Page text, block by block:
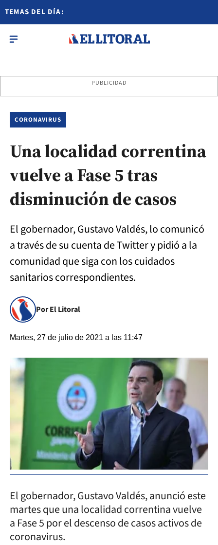
TEMAS DEL DÍA:
PUBLICIDAD
CORONAVIRUS
Una localidad correntina
vuelve a Fase 5 tras
disminución de casos
El gobernador, Gustavo Valdés, lo comunicó
a través de su cuenta de Twitter y pidió a la
comunidad que siga con los cuidados
sanitarios correspondientes.
Por El Litoral
Martes, 27 de julio de 2021 a las 11:47
El gobernador, Gustavo Valdés, anunció este
martes que una localidad correntina vuelve
a Fase 5 por el descenso de casos activos de
coronavirus.